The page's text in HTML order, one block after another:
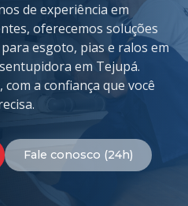
de experiência em
oferecemos soluções
esgoto, pias e ralos em
em Tejupá.
a confiança que você
Fale conosco (24h)